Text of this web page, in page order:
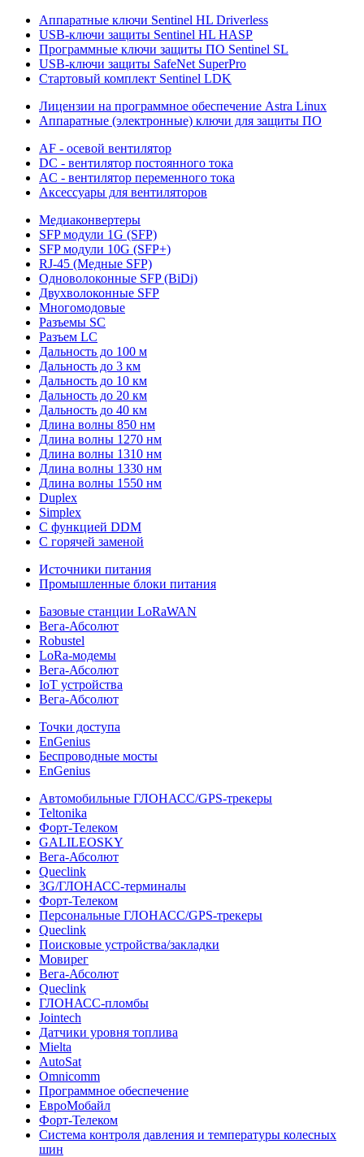
Аппаратные ключи Sentinel HL Driverless
USB-ключи защиты Sentinel HL HASP
Программные ключи защиты ПО Sentinel SL
USB-ключи защиты SafeNet SuperPro
Стартовый комплект Sentinel LDK
Лицензии на программное обеспечение Astra Linux
Аппаратные (электронные) ключи для защиты ПО
AF - осевой вентилятор
DC - вентилятор постоянного тока
AC - вентилятор переменного тока
Аксессуары для вентиляторов
Медиаконвертеры
SFP модули 1G (SFP)
SFP модули 10G (SFP+)
RJ-45 (Медные SFP)
Одноволоконные SFP (BiDi)
Двухволоконные SFP
Многомодовые
Разъемы SC
Разъем LC
Дальность до 100 м
Дальность до 3 км
Дальность до 10 км
Дальность до 20 км
Дальность до 40 км
Длина волны 850 нм
Длина волны 1270 нм
Длина волны 1310 нм
Длина волны 1330 нм
Длина волны 1550 нм
Duplex
Simplex
С функцией DDM
С горячей заменой
Источники питания
Промышленные блоки питания
Базовые станции LoRaWAN
Вега-Абсолют
Robustel
LoRa-модемы
Вега-Абсолют
IoT устройства
Вега-Абсолют
Точки доступа
EnGenius
Беспроводные мосты
EnGenius
Автомобильные ГЛОНАСС/GPS-трекеры
Teltonika
Форт-Телеком
GALILEOSKY
Вега-Абсолют
Queclink
3G/ГЛОНАСС-терминалы
Форт-Телеком
Персональные ГЛОНАСС/GPS-трекеры
Queclink
Поисковые устройства/закладки
Мовирег
Вега-Абсолют
Queclink
ГЛОНАСС-пломбы
Jointech
Датчики уровня топлива
Mielta
AutoSat
Omnicomm
Программное обеспечение
ЕвроМобайл
Форт-Телеком
Система контроля давления и температуры колесных
шин